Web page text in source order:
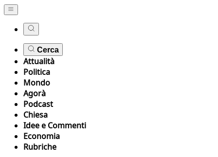
Cerca
Attualità
Politica
Mondo
Agorà
Podcast
Chiesa
Idee e Commenti
Economia
Rubriche